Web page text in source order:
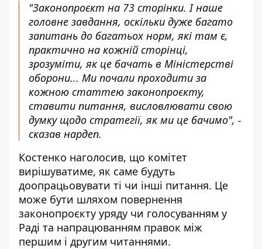
"Законопроєкт на 73 сторінки. І наше
головне завдання, оскільки дуже багато
запитань до багатьох норм, які там є,
практично на кожній сторінці,
зрозуміти, як це бачать в Міністерстві
оборони... Ми почали проходити за
кожною статтею законопроєкту,
ставити питання, висловлювати свою
думку щодо стратегії, як ми це бачимо", -
сказав нардеп.
Костенко наголосив, що комітет
вирішуватиме, як саме будуть
доопрацьовувати ті чи інші питання. Це
може бути шляхом повернення
законопроєкту уряду чи голосуванням у
Раді та напрацюванням правок між
першим і другим читаннями.